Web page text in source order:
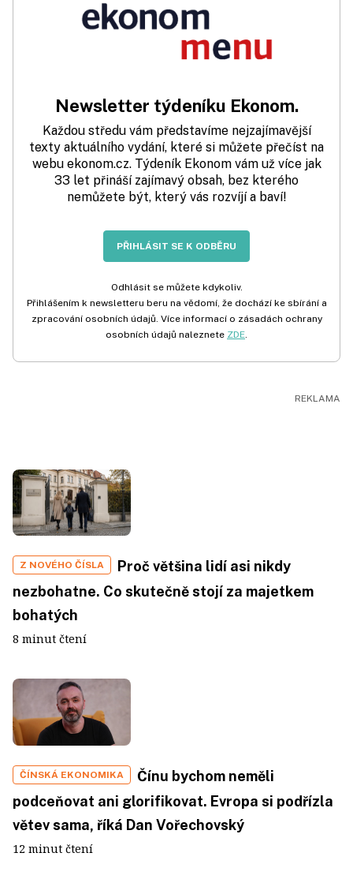
Newsletter týdeníku Ekonom.
Každou středu vám představíme nejzajímavější
texty aktuálního vydání, které si můžete přečíst na
webu ekonom.cz. Týdeník Ekonom vám už více jak
33 let přináší zajímavý obsah, bez kterého
nemůžete být, který vás rozvíjí a baví!
PŘIHLÁSIT SE K ODBĚRU
Odhlásit se můžete kdykoliv.
Přihlášením k newsletteru beru na vědomí, že dochází ke sbírání a
zpracování osobních údajů. Více informací o zásadách ochrany
osobních údajů naleznete ZDE
Z NOVÉHO ČÍSLA
Proč většina lidí asi nikdy
nezbohatne. Co skutečně stojí za majetkem
bohatých
8 minut čtení
ČÍNSKÁ EKONOMIKA
Čínu bychom neměli
podceňovat ani glorifikovat. Evropa si podřízla
větev sama, říká Dan Vořechovský
12 minut čtení